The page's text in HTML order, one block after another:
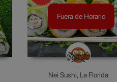
Fuera de Horario
Nei Sushi, La Florida